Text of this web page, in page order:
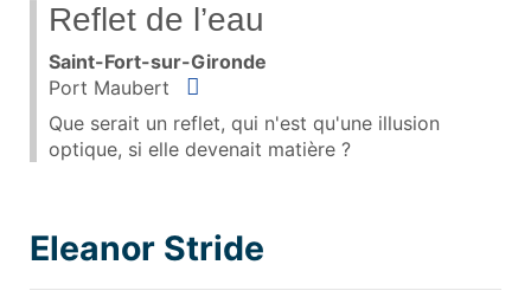
Reflet de l’eau
Saint-Fort-sur-Gironde
Port Maubert
Situer
Que serait un reflet, qui n'est qu'une illusion
optique, si elle devenait matière ?
Eleanor Stride